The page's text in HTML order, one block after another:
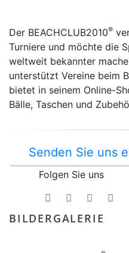
Der BEACHCLUB2010®
Turniere und möchte die
weltweit bekannter
unterstützt Vereine beim
bietet in seinem Online-
Bälle, Taschen und
Senden Sie uns
Folgen Sie uns
BILDERGALERIE